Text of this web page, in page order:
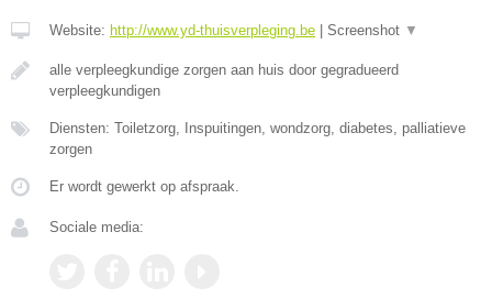
Website: http://www.yd-thuisverpleging.be Screenshot ▼
alle verpleegkundige zorgen aan huis door gegradueerd
verpleegkundigen
Diensten: Toiletzorg, Inspuitingen, wondzorg, diabetes, palliatieve
zorgen
Er wordt gewerkt op afspraak.
Sociale media: